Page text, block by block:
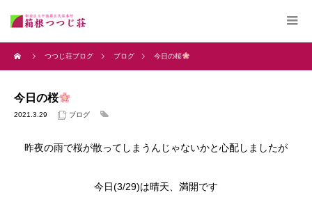
つつじ荘ブログ ブログ 今日の桜
今日の桜
2021.3.29 ブログ
昨夜の雨で桜が散ってしまうんじゃないかと心配しましたが
今日(3/29)は晴天、満開です